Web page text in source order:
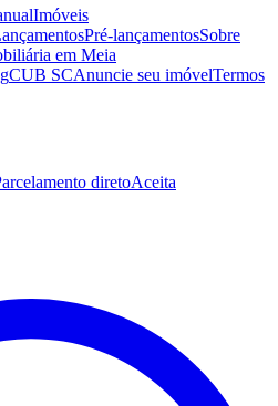
Imóveis
Pré-lançamentosSobre
em Meia
CUB SCAnuncie seu imóvelTermos
diretoAceita